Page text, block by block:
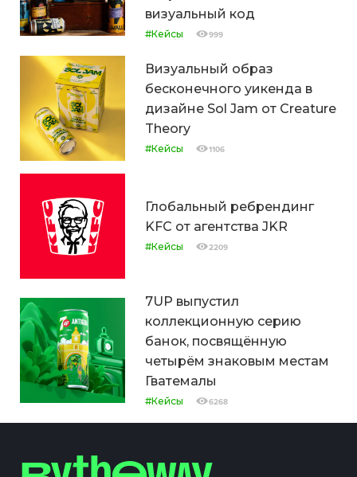
визуальный код
#Кейсы 999
Визуальный образ
бесконечного уикенда в
дизайне Sol Jam от Creature
Theory
#Кейсы 1106
Глобальный ребрендинг
KFC от агентства JKR
#Кейсы 2209
7UP выпустил
коллекционную серию
банок, посвящённую
четырём знаковым местам
Гватемалы
#Кейсы 6268